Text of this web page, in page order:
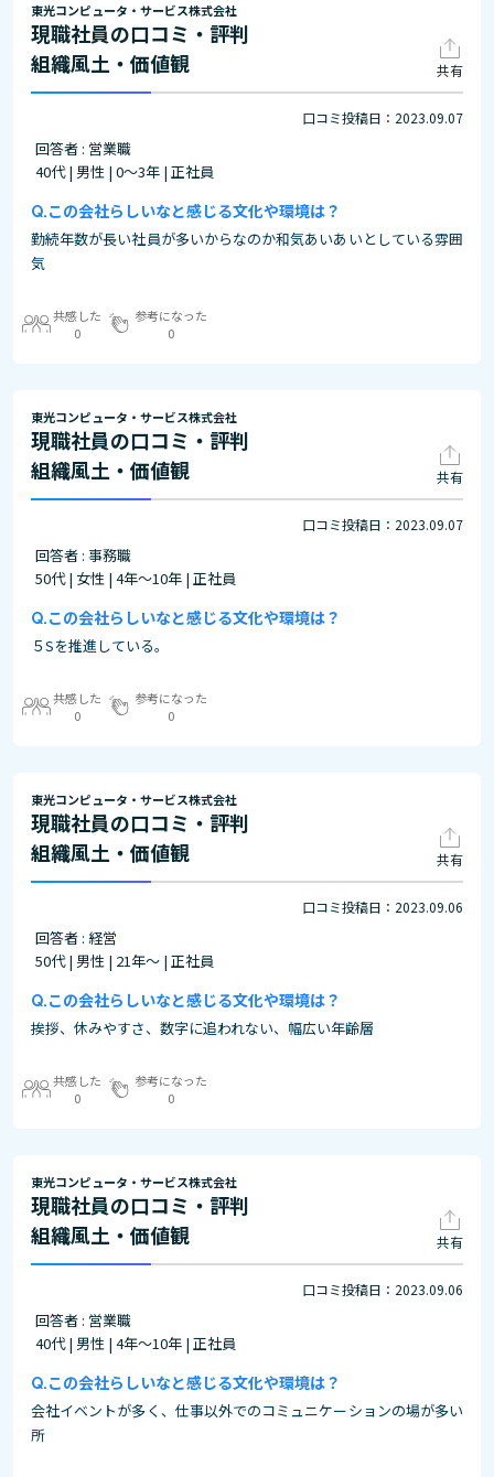
東光コンピュータ・サービス株式会社
現職社員の口コミ・評判
組織風土・価値観
共有
口コミ投稿日：2023.09.07
回答者 : 営業職
40代 | 男性 | 0～3年 | 正社員
この会社らしいなと感じる文化や環境は？
勤続年数が長い社員が多いからなのか和気あいあいとしている雰囲
気
共感した
0
参考になった
0
東光コンピュータ・サービス株式会社
現職社員の口コミ・評判
組織風土・価値観
共有
口コミ投稿日：2023.09.07
回答者 : 事務職
50代 | 女性 | 4年～10年 | 正社員
この会社らしいなと感じる文化や環境は？
５Sを推進している。
共感した
0
参考になった
0
東光コンピュータ・サービス株式会社
現職社員の口コミ・評判
組織風土・価値観
共有
口コミ投稿日：2023.09.06
回答者 : 経営
50代 | 男性 | 21年～ | 正社員
この会社らしいなと感じる文化や環境は？
挨拶、休みやすさ、数字に追われない、幅広い年齢層
共感した
0
参考になった
0
東光コンピュータ・サービス株式会社
現職社員の口コミ・評判
組織風土・価値観
共有
口コミ投稿日：2023.09.06
回答者 : 営業職
40代 | 男性 | 4年～10年 | 正社員
この会社らしいなと感じる文化や環境は？
会社イベントが多く、仕事以外でのコミュニケーションの場が多い
所